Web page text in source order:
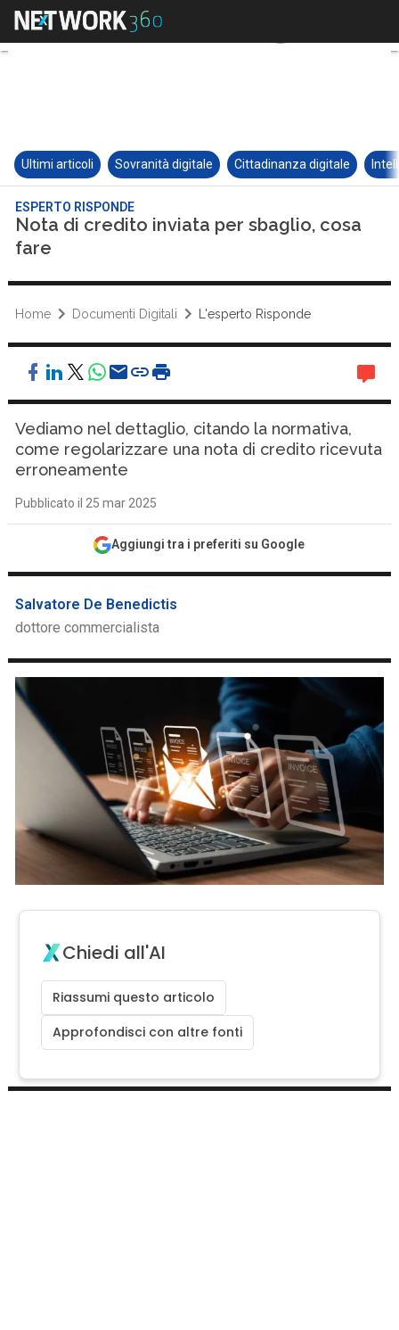
Ultimi articoli Sovranità digitale Cittadinanza digitale
ESPERTO RISPONDE
Nota di credito inviata per sbaglio, cosa
fare
Home Documenti Digitali L'esperto Risponde
Vediamo nel dettaglio, citando la normativa,
come regolarizzare una nota di credito ricevuta
erroneamente
Pubblicato il 25 mar 2025
Aggiungi tra i preferiti su Google
Salvatore De Benedictis
dottore commercialista
Chiedi all'AI
Riassumi questo articolo
Approfondisci con altre fonti